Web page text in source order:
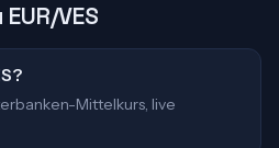
VES
Mittelkurs, live